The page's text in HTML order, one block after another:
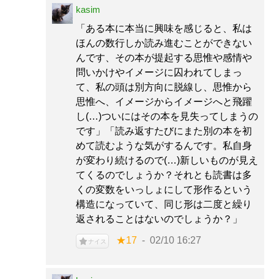
kasim
「ある本に本当に興味を感じると、私は
ほんの数行しか読み進むことができない
んです、その本が提起する思惟や感情や
問いかけやイメージに囚われてしまっ
て、私の頭は別方向に脱線し、思惟から
思惟へ、イメージからイメージへと飛躍
し(…)ついにはその本を見失ってしまうの
です」「読み返すたびにまた別の本を初
めて読むような気がするんです。私自身
が変わり続けるので(…)新しいものが見え
てくるのでしょうか？それとも読書は多
くの変数をいっしょにして形作るという
構造になっていて、同じ形は二度と繰り
返されることはないのでしょうか？」
ナイス ★17 02/10 16:27